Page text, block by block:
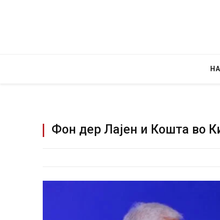
Фон дер Лајен и Кошта во